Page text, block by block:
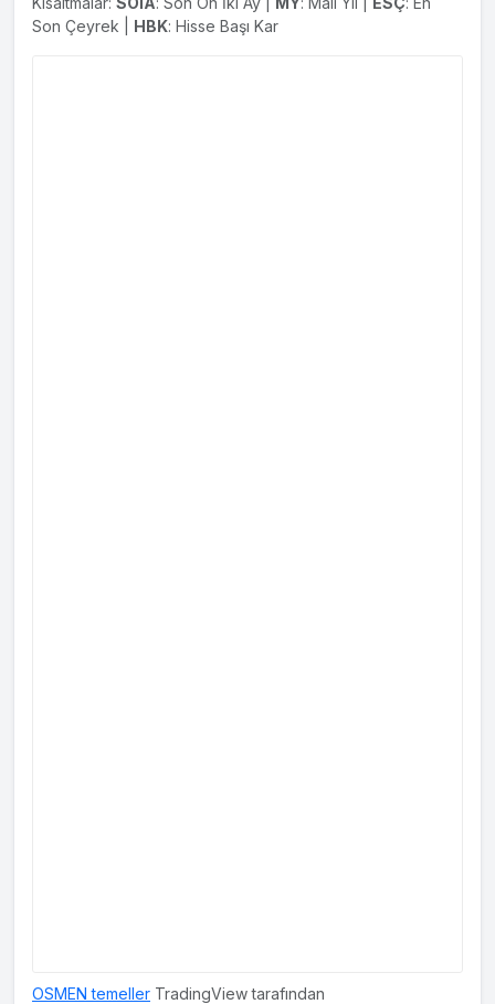
Son Çeyrek | HBK: Hisse Başı Kar
OSMEN temeller TradingView tarafından